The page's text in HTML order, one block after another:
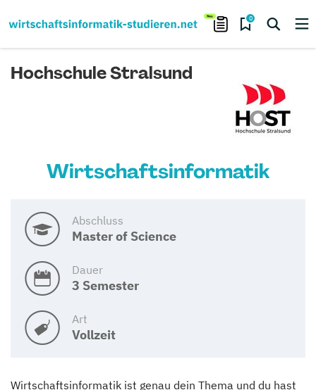
0
Hochschule Stralsund
Wirtschaftsinformatik
Abschluss
Master of Science
Dauer
3 Semester
Art
Vollzeit
Wirtschaftsinformatik ist genau dein Thema und du hast